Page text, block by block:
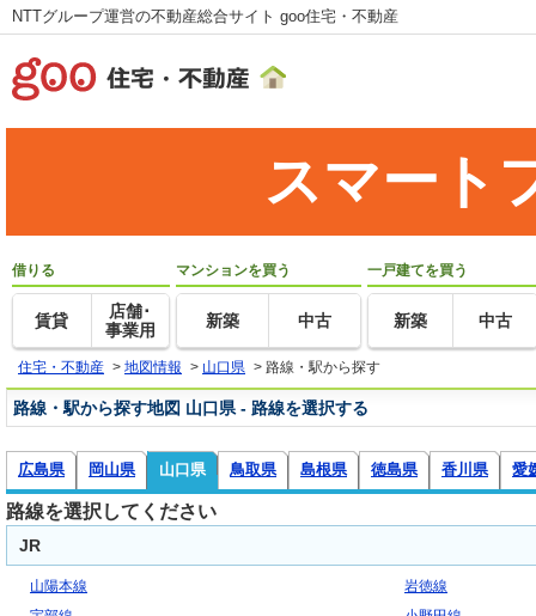
NTTグループ運営の不動産総合サイト goo住宅・不動産
スマート
借りる
賃貸
店舗･
事業用
マンションを買う
新築 中古
一戸建てを買う
新築 中古
住宅・不動産 > 地図情報 > 山口県 > 路線・駅から探す
路線・駅から探す地図 山口県 - 路線を選択する
広島県 岡山県 山口県 鳥取県 島根県 徳島県 香川県 愛
路線を選択してください
JR
山陽本線
岩徳線